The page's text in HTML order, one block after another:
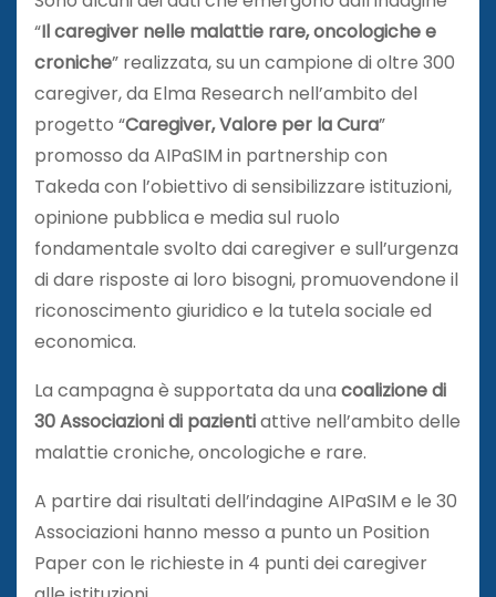
“Il caregiver nelle malattie rare, oncologiche e
croniche” realizzata, su un campione di oltre 300
caregiver, da Elma Research nell’ambito del
progetto “Caregiver, Valore per la Cura”
promosso da AIPaSIM in partnership con
Takeda con l’obiettivo disensibilizzare istituzioni,
opinione pubblica e media sul ruolo
fondamentale svolto dai caregiver e sull’urgenza
di dare risposte ai loro bisogni, promuovendone il
riconoscimento giuridico e la tutela sociale ed
economica.
La campagna è supportata da una coalizione di
30 Associazioni di pazientiattive nell’ambito delle
malattie croniche, oncologiche e rare.
A partire dai risultati dell’indagine AIPaSIM e le 30
Associazioni hanno messo a punto un Position
Paper con le richieste in 4 punti dei caregiver